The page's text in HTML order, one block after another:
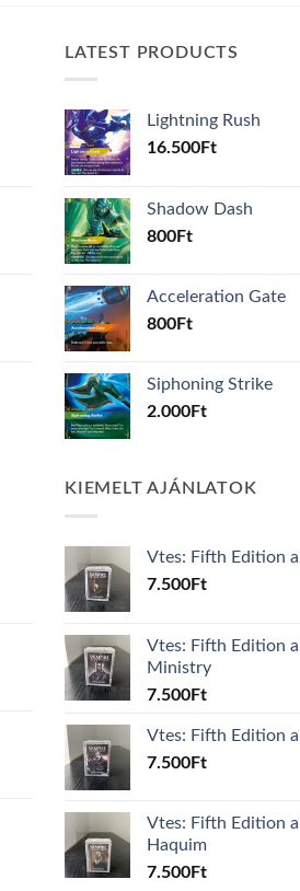
LATEST PRODUCTS
Lightning Rush
16.500Ft
Shadow Dash
800Ft
Acceleration Gate
800Ft
Siphoning Strike
2.000Ft
KIEMELT AJÁNLATOK
Vtes: Fifth Edition
7.500Ft
Vtes: Fifth Edition
Ministry
7.500Ft
Vtes: Fifth Edition
7.500Ft
Vtes: Fifth Edition
Haquim
7.500Ft